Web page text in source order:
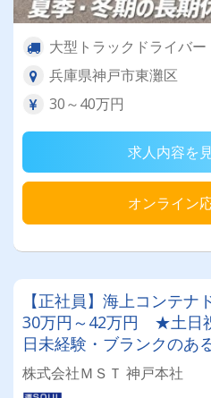
大型トラックドライバー
兵庫県神戸市東灘区
30～40万円
求人内容を
オンライン
【正社員】海上コンテ
30万円～42万円 ★土
日未経験・ブランクのあ
を！！
株式会社ＭＳＴ 神戸本社